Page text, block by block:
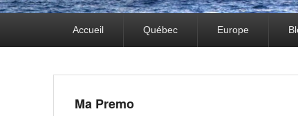
Accueil Québec Europe
Ma Premo